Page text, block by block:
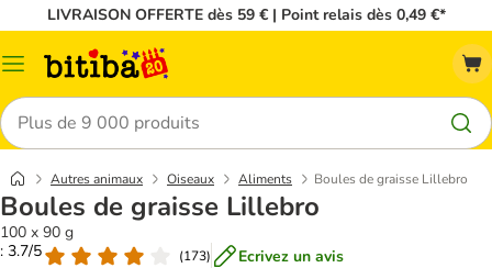
LIVRAISON OFFERTE dès 59 € | Point relais dès 0,49 €*
Menu
Rechercher
Autres animaux Oiseaux Aliments Boules de graisse Lillebro
Boules de graisse Lillebro
100 x 90 g
: 3.7/5
(173) Ecrivez un avis